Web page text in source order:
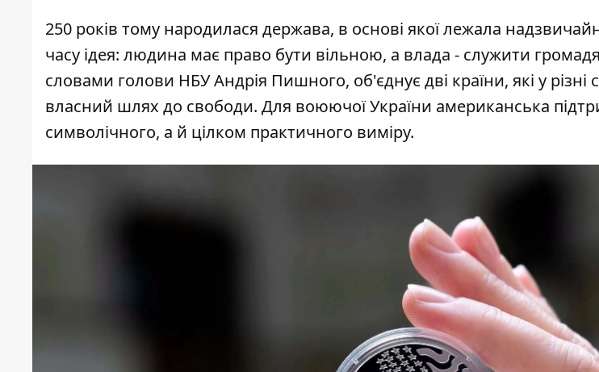
250 років тому народилася держава, в основі якої лежала
часу ідея: людина має право бути вільною, а влада - служити
словами голови НБУ Андрія Пишного, об'єднує дві країни, які у різні
власний шлях до свободи. Для воюючої України американська
символічного, а й цілком практичного виміру.